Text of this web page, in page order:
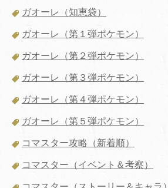
ガオーレ（知恵袋）
ガオーレ（第１弾ポケモン）
ガオーレ（第２弾ポケモン）
ガオーレ（第３弾ポケモン）
ガオーレ（第４弾ポケモン）
ガオーレ（第５弾ポケモン）
コマスター攻略（新着順）
コマスター（イベント＆考察）